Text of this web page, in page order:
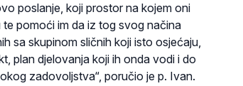
poslanje, koji prostor na kojem oni
pomoći im da iz tog svog načina
sa skupinom sličnih koji isto osjećaju,
plan djelovanja koji ih onda vodi i do
zadovoljstva“, poručio je p. Ivan.